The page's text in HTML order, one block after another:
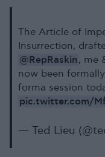
The Article of
Insurrection,
@RepRaskin, me
now been
forma session
pic.twitter.com/
— Ted Lieu